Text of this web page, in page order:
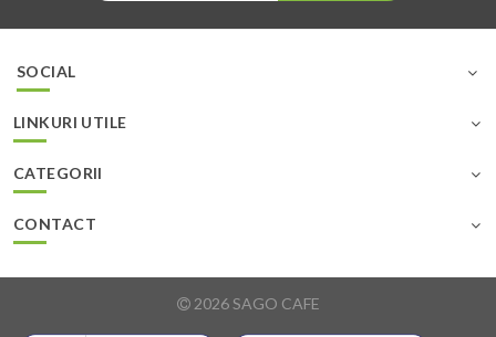
SOCIAL
LINKURI UTILE
CATEGORII
CONTACT
2026 SAGO CAFE